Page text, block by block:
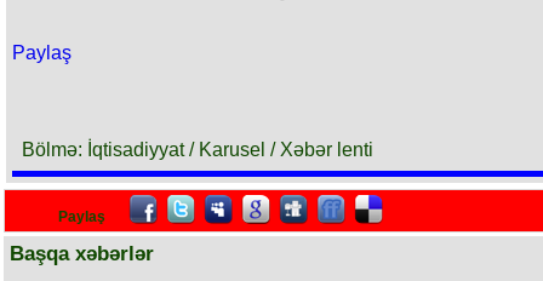
Paylaş
Bölmə: İqtisadiyyat / Karusel / Xəbər lenti
Paylaş
Başqa xəbərlər